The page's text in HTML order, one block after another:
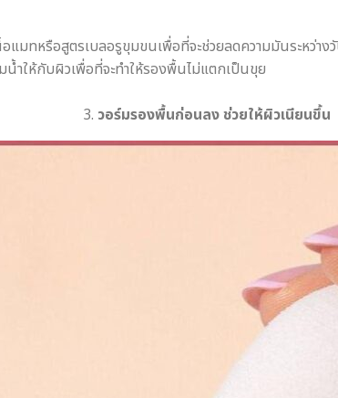
ทหรือสูตรเบลอรูขุมขนเพื่อที่จะช่วยลดความมันระหว่าง
น้ำให้กับผิวเพื่อที่จะทำให้รองพื้นไม่แตกเป็นขุย
3. วอร์มรองพื้นก่อนลง ช่วยให้ผิวเนียนขึ้น